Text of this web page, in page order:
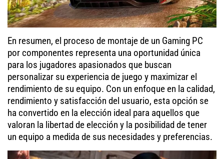
En resumen, el proceso de montaje de un Gaming PC
por componentes representa una oportunidad única
para los jugadores apasionados que buscan
personalizar su experiencia de juego y maximizar el
rendimiento de su equipo. Con un enfoque en la calidad,
rendimiento y satisfacción del usuario, esta opción se
ha convertido en la elección ideal para aquellos que
valoran la libertad de elección y la posibilidad de tener
un equipo a medida de sus necesidades y preferencias.